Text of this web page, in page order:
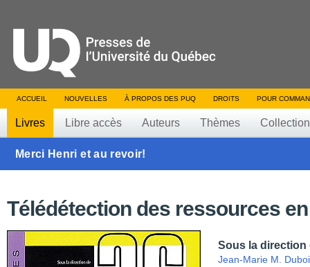
ACCUEIL NOUVELLES À PROPOS DES PUQ DROITS POUR
Livres Libre accès Auteurs Thèmes
Merci Henri et au revoir!
Télédétection des ressources
Sous la direction
Jean-Marie M.